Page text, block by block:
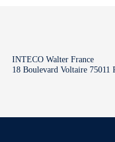
INTECO Walter France
18 Boulevard Voltaire 75011